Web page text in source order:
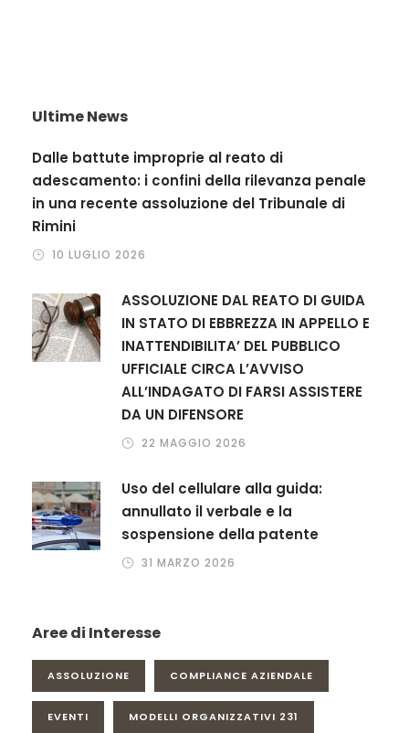
Ultime News
Dalle battute improprie al reato di
adescamento: i confini della rilevanza penale
in una recente assoluzione del Tribunale di
Rimini
10 LUGLIO 2026
ASSOLUZIONE DAL REATO DI GUIDA
IN STATO DI EBBREZZA IN APPELLO E
INATTENDIBILITA’ DEL PUBBLICO
UFFICIALE CIRCA L’AVVISO
ALL’INDAGATO DI FARSI ASSISTERE
DA UN DIFENSORE
22 MAGGIO 2026
Uso del cellulare alla guida:
annullato il verbale e la
sospensione della patente
31 MARZO 2026
Aree di Interesse
ASSOLUZIONE COMPLIANCE AZIENDALE
EVENTI MODELLI ORGANIZZATIVI 231